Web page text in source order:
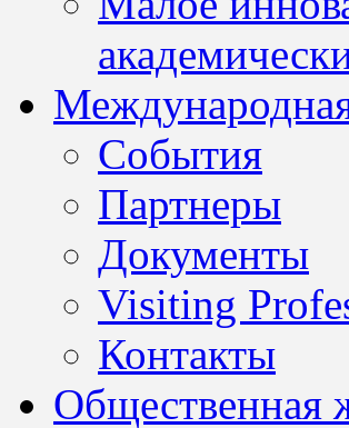
События
Партнеры
Документы
Visiting
Контакты
Общественная